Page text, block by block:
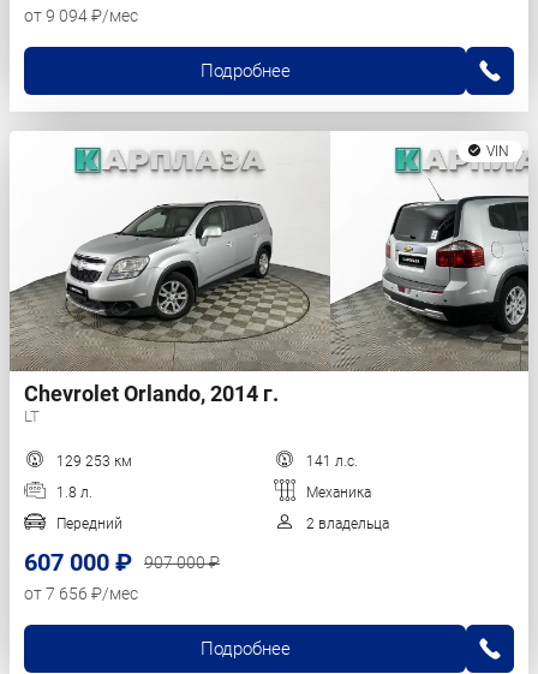
от 9 094 ₽/мес
Подробнее
VIN
Chevrolet Orlando, 2014 г.
LT
129 253 км
141 л.с.
1.8 л.
Механика
Передний
2 владельца
607 000 ₽
907 000 ₽
от 7 656 ₽/мес
Подробнее